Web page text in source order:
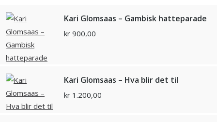
Kari Glomsaas – Gambisk hatteparade
kr 900,00
Kari Glomsaas – Hva blir det til
kr 1.200,00